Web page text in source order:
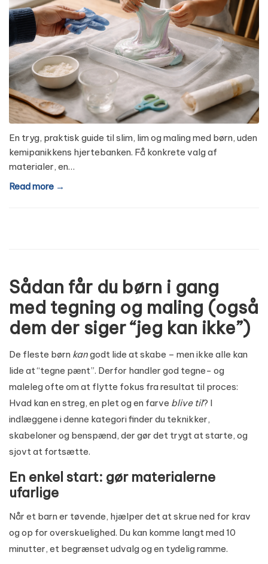
En tryg, praktisk guide til slim, lim og maling med børn, uden
kemipanikkens hjertebanken. Få konkrete valg af
materialer, en…
Read more →
Sådan får du børn i gang
med tegning og maling (også
dem der siger “jeg kan ikke”)
De fleste børn kangodt lide at skabe – men ikke alle kan
lide at “tegne pænt”. Derfor handler god tegne- og
maleleg ofte om at flytte fokus fra resultat til proces:
Hvad kan en streg, en plet og en farve blive til? I
indlæggene i denne kategori finder du teknikker,
skabeloner og benspænd, der gør det trygt at starte, og
sjovt at fortsætte.
En enkel start: gør materialerne
ufarlige
Når et barn er tøvende, hjælper det at skrue ned for krav
og op for overskuelighed. Du kan komme langt med 10
minutter, et begrænset udvalg og en tydelig ramme.